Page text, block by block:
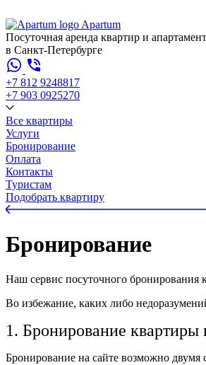
Apartum
Посуточная аренда квартир и
в Санкт-Петербурге
+7 812 9248817
+7 903 0925270
Все квартиры
Услуги
Бронирование
Оплата
Контакты
Туристам
Подобрать квартиру
Бронирование
Наш сервис посуточного бронирования
Во избежание, каких либо
1. Бронирование квартиры
Бронирование на сайте возможно двумя